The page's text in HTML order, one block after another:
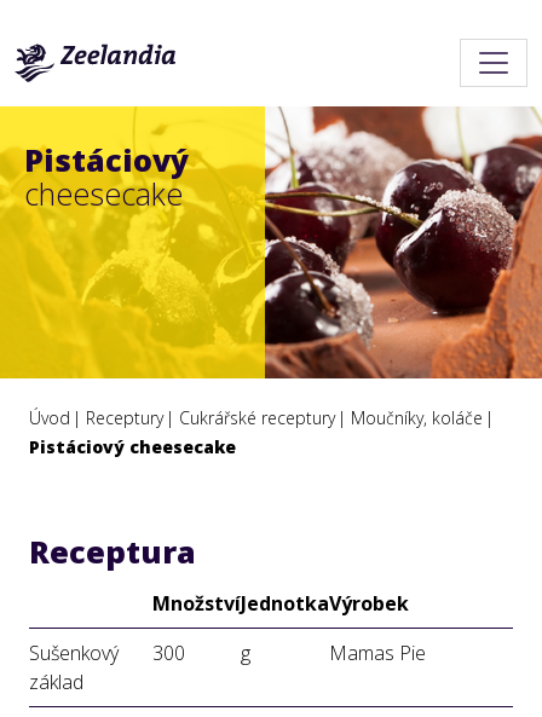
Pistáciový
cheesecake
Úvod Receptury Cukrářské receptury
Moučníky, koláče
Pistáciový cheesecake
Receptura
MnožstvíJednotkaVýrobek
Sušenkový
základ
300 g Mamas Pie